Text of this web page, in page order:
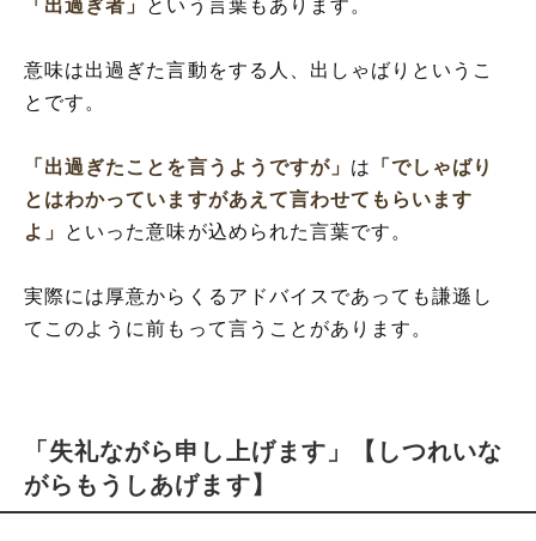
「出過ぎ者」 という言葉もあります。
意味は出過ぎた言動をする人、出しゃばりというこ
とです。
「出過ぎたことを言うようですが」 は
「でしゃばり
とはわかっていますがあえて言わせてもらいます
よ」
といった意味が込められた言葉です。
実際には厚意からくるアドバイスであっても謙遜し
てこのように前もって言うことがあります。
「失礼ながら申し上げます」【しつれいな
がらもうしあげます】